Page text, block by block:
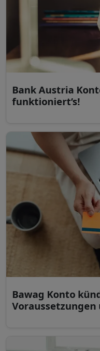
Bank Austria
funktioniert’s!
Bawag Konto
Voraussetzungen